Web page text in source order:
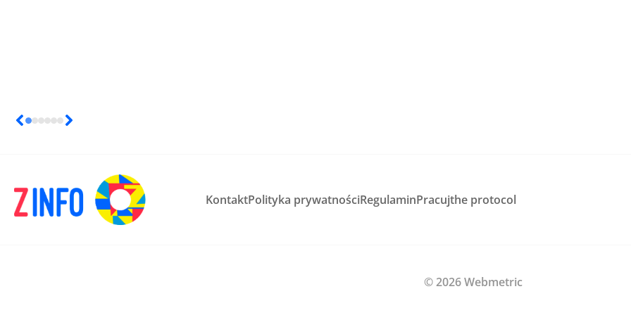
KontaktPolityka prywatnościRegulaminPracujthe protocol
© 2026 Webmetric